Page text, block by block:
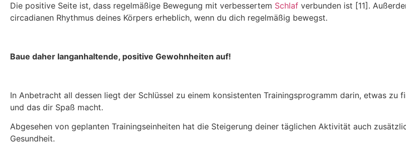
Die positive Seite ist, dass regelmäßige Bewegung mit verbessertem Schlaf verbunden ist [11].
circadianen Rhythmus deines Körpers erheblich, wenn du dich regelmäßig bewegst.
Baue daher langanhaltende, positive Gewohnheiten auf!
In Anbetracht all dessen liegt der Schlüssel zu einem konsistenten Trainingsprogramm darin, etwas zu
und das dir Spaß macht.
Abgesehen von geplanten Trainingseinheiten hat die Steigerung deiner täglichen Aktivität auch
Gesundheit.